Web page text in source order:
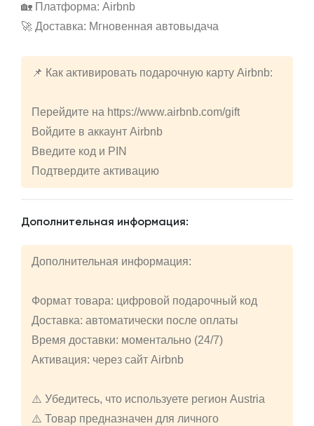
🏡 Платформа: Airbnb
🚀 Доставка: Мгновенная автовыдача
📌 Как активировать подарочную карту Airbnb:
Перейдите на https://www.airbnb.com/gift
Войдите в аккаунт Airbnb
Введите код и PIN
Подтвердите активацию
Дополнительная информация:
Дополнительная информация:
Формат товара: цифровой подарочный код
Доставка: автоматически после оплаты
Время доставки: моментально (24/7)
Активация: через сайт Airbnb
⚠️ Убедитесь, что используете регион Austria
⚠️ Товар предназначен для личного